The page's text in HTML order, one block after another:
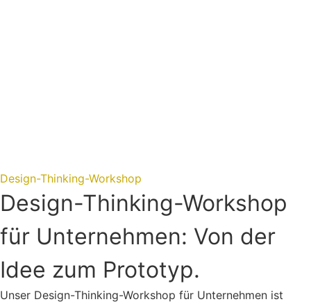
Design-Thinking-Workshop
Design-Thinking-Workshop
für Unternehmen: Von der
Idee zum Prototyp.
Unser Design-Thinking-Workshop für Unternehmen ist